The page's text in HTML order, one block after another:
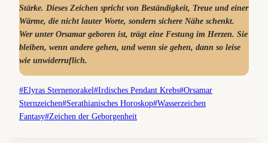
Stärke. Dieses Zeichen spricht von Beständigkeit, Treue und einer
Wärme, die nicht lauter Worte, sondern sichere Nähe schenkt.
Wer unter Orsamar geboren ist, trägt eine Festung im Herzen. Sie
bleiben, wenn andere gehen, und wenn sie gehen, dann so leise
wie unwiderruflich.
Schlagworte:
#Elyras Sternenorakel#Irdisches Pendant Krebs#Orsamar
Sternzeichen#Serathianisches Horoskop#Wasserzeichen
Fantasy#Zeichen der Geborgenheit